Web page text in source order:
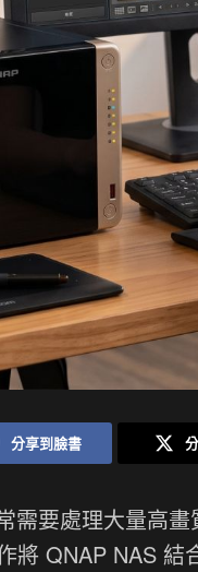
分享到臉書
需要處理大量高
將 QNAP NAS 結